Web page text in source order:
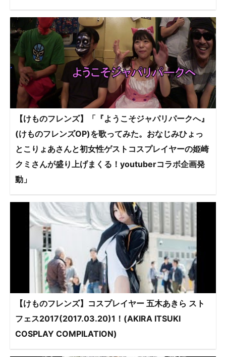
【けものフレンズ】「『ようこそジャパリパークへ』
(けものフレンズOP)を歌ってみた。おなじみひょっ
とこりょあさんと初女性ゲストコスプレイヤーの姫崎
クミさんが盛り上げまくる！youtuberコラボ企画発
動」
【けものフレンズ】コスプレイヤー 五木あきら スト
フェス2017(2017.03.20)1！(AKIRA ITSUKI
COSPLAY COMPILATION)